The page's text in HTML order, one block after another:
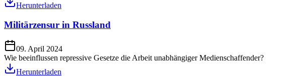
Herunterladen
Militärzensur in Russland
09. April 2024
Wie beeinflussen repressive Gesetze die Arbeit unabhängiger Medienschaffender?
Herunterladen